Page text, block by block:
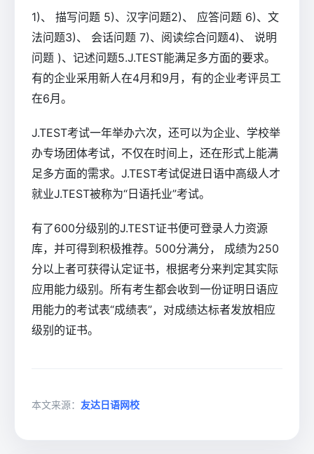
1)、 描写问题 5)、汉字问题2)、 应答问题 6)、文
法问题3)、 会话问题 7)、阅读综合问题4)、 说明
问题 )、记述问题5.J.TEST能满足多方面的要求。
有的企业采用新人在4月和9月，有的企业考评员工
在6月。
J.TEST考试一年举办六次，还可以为企业、学校举
办专场团体考试，不仅在时间上，还在形式上能满
足多方面的需求。J.TEST考试促进日语中高级人才
就业J.TEST被称为“日语托业”考试。
有了600分级别的J.TEST证书便可登录人力资源
库，并可得到积极推荐。500分满分， 成绩为250
分以上者可获得认定证书，根据考分来判定其实际
应用能力级别。所有考生都会收到一份证明日语应
用能力的考试表“成绩表”，对成绩达标者发放相应
级别的证书。
本文来源： 友达日语网校